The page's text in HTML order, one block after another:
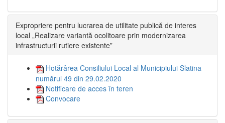
Expropriere pentru lucrarea de utilitate publică de interes
local „Realizare variantă ocolitoare prin modernizarea
infrastructurii rutiere existente”
Hotărârea Consiliului Local al Municipiului Slatina
numărul 49 din 29.02.2020
Notificare de acces în teren
Convocare